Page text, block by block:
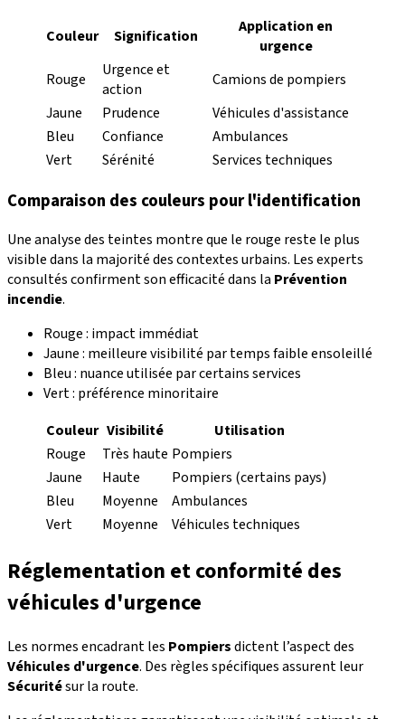
Couleur Signification
Application en
urgence
Rouge
Urgence et
action
Camions de pompiers
Jaune
Prudence
Véhicules d'assistance
Bleu
Confiance
Ambulances
Vert
Sérénité Services techniques
Comparaison des couleurs pour l'identification
Une analyse des teintes montre que le rouge reste le plus
visible dans la majorité des contextes urbains. Les experts
consultés confirment son efficacité dans la Prévention
incendie.
Rouge : impact immédiat
Jaune : meilleure visibilité par temps faible ensoleillé
Bleu : nuance utilisée par certains services
Vert : préférence minoritaire
Couleur Visibilité
Utilisation
Rouge
Très haute Pompiers
Jaune
Haute
Pompiers (certains pays)
Bleu
Moyenne
Ambulances
Vert
Moyenne Véhicules techniques
Réglementation et conformité des
véhicules d'urgence
Les normes encadrant les Pompiersdictent l’aspect des
Véhicules d'urgence. Des règles spécifiques assurent leur
Sécuritésur la route.